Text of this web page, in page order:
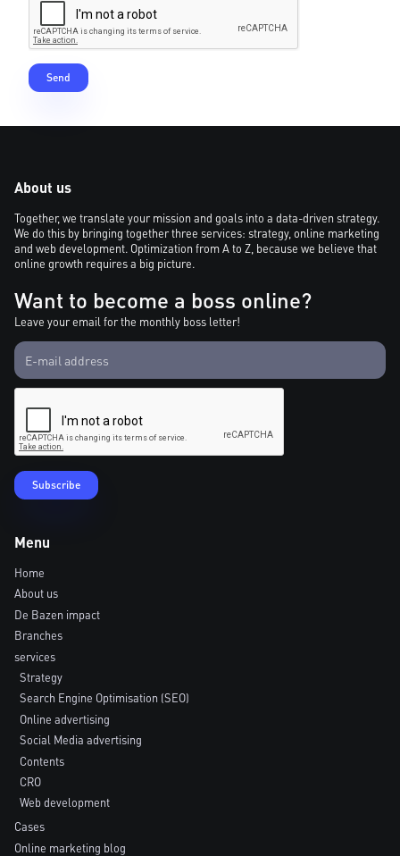
About us
Together, we translate your mission and goals into a data-driven strategy.
We do this by bringing together three services: strategy, online marketing
and web development. Optimization from A to Z, because we believe that
online growth requires a big picture.
Want to become a boss online?
Leave your email for the monthly boss letter!
Menu
Home
About us
De Bazen impact
Branches
services
Strategy
Search Engine Optimisation (SEO)
Online advertising
Social Media advertising
Contents
CRO
Web development
Cases
Online marketing blog